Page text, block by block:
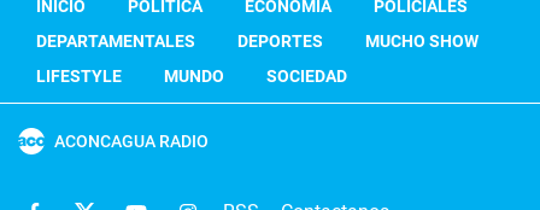
INICIO POLÍTICA ECONOMÍA
POLICIALES
DEPARTAMENTALES
DEPORTES
MUCHO SHOW
LIFESTYLE
MUNDO SOCIEDAD
ACONCAGUA RADIO